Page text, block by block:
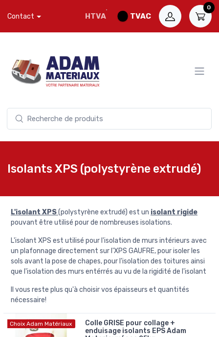
Contact HTVA TVAC
0
Isolants XPS (polystyrène extrudé)
L'isolant XPS(polystyrène extrudé) est un isolant rigide
pouvant être utilisé pour de nombreuses isolations.
L'isolant XPS est utilisé pour l'isolation de murs intérieurs avec
un plafonnage directement sur l'XPS GAUFRE, pour isoler les
sols avant la pose de chapes, pour l'isolation des toitures ainsi
que l'isolation des murs entérrés au vu de la rigidité de l'isolant
Il vous reste plus qu'à choisir vos épaisseurs et quantités
nécessaire!
Choix Adam Matériaux
Colle GRISE pour collage +
enduisage isolants EPS Adam